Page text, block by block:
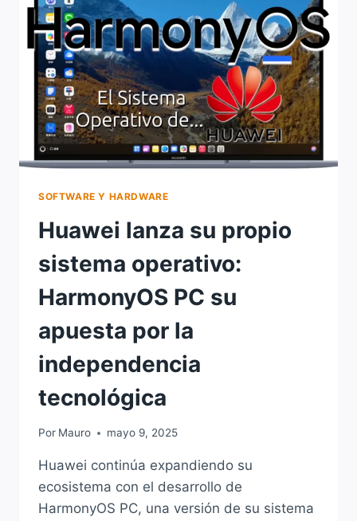
VUELVE
ZORIN
OS
LITE!
SOFTWARE Y HARDWARE
Huawei lanza su propio
sistema operativo:
HarmonyOS PC su
apuesta por la
independencia
tecnológica
Por Mauro mayo 9, 2025
Huawei continúa expandiendo su
ecosistema con el desarrollo de
HarmonyOS PC, una versión de su sistema